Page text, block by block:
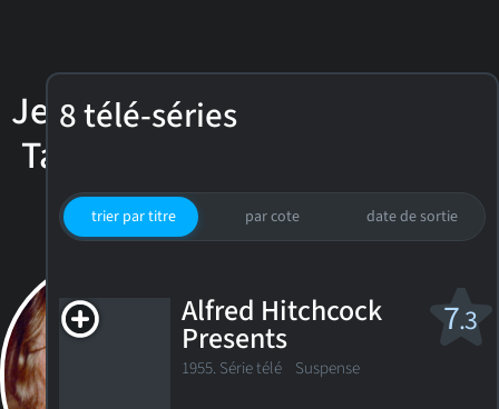
Jessica
Tandy
8 télé-séries
trier par titre par cote date de sortie
7.3
Alfred Hitchcock
Presents
1955. Série télé Suspense